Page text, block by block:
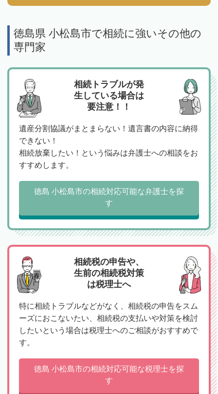
徳島県 小松島市で相続に強いその他の
専門家
相続トラブルが発
生している場合は
要注意！！
遺産分割協議がまとまらない！遺言書の内容に納得
できない！
相続放棄したい！という悩みは弁護士への相談をお
すすめします。
徳島 小松島市の相続対応可能な弁護士を探
す
相続税の申告や、
生前の相続税対策
は税理士へ
特に相続トラブルなどがなく、相続税の申告をスム
ーズにおこないたい、相続税の支払いや対策を検討
したいという場合は税理士へのご相談がおすすめで
す。
徳島 小松島市の相続対応可能な税理士を探
す